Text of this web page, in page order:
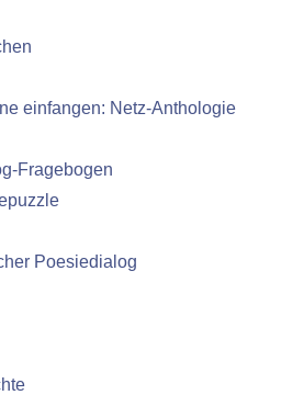
einfangen: Netz-Anthologie
Fragebogen
Poesiedialog